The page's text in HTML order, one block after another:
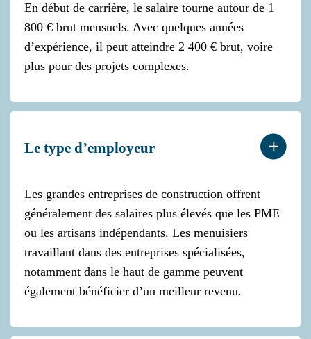
En début de carrière, le salaire tourne autour de 1
800 € brut mensuels. Avec quelques années
d’expérience, il peut atteindre 2 400 € brut, voire
plus pour des projets complexes.
Le type d’employeur
Les grandes entreprises de construction offrent
généralement des salaires plus élevés que les PME
ou les artisans indépendants. Les menuisiers
travaillant dans des entreprises spécialisées,
notamment dans le haut de gamme peuvent
également bénéficier d’un meilleur revenu.